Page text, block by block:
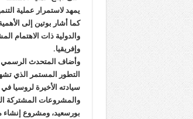
يمهد لاستمرار عملية
كما أشار بوتين إلى
والدولية ذات الاهتمام
وإفريقيا.
وأضاف المتحدث الرسمي
التطور المستمر الذي
والمشروعات المشتركة
بورسعيد، ومشروع إنشاء